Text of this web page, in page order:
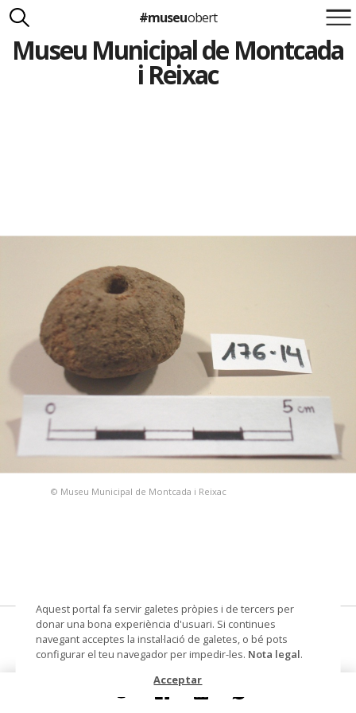
Suma't a la iniciativa
Carlota Royo
#museuobert
Museu Municipal de Montcada
i Reixac
© Museu Municipal de Montcada i Reixac
fusaiola
Datació segle IV ante - segle III ante
Aquest portal fa servir galetes pròpies i de tercers per
donar una bona experiència d'usuari. Si continues
navegant acceptes la instal·lació de galetes, o bé pots
configurar el teu navegador per impedir-les. Nota legal.
Acceptar